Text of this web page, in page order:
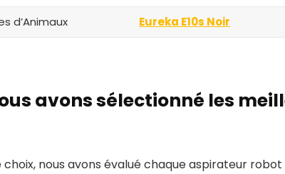
d’Animaux Eureka E10s Noir
avons sélectionné les
nous avons évalué chaque aspirateur